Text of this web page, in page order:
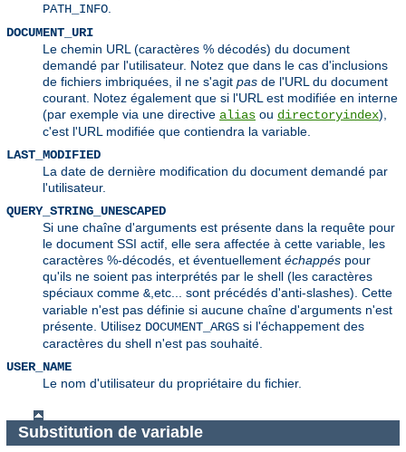
PATH_INFO
DOCUMENT_URI
Le chemin URL (caractères % décodés) du document
demandé par l'utilisateur. Notez que dans le cas d'inclusions
de fichiers imbriquées, il ne s'agit pas de l'URL du document
courant. Notez également que si l'URL est modifiée en interne
(par exemple via une directive alias ou directoryindex),
c'est l'URL modifiée que contiendra la variable.
LAST_MODIFIED
La date de dernière modification du document demandé par
l'utilisateur.
QUERY_STRING_UNESCAPED
Si une chaîne d'arguments est présente dans la requête pour
le document SSI actif, elle sera affectée à cette variable, les
caractères %-décodés, et éventuellement échappés pour
qu'ils ne soient pas interprétés par le shell (les caractères
spéciaux comme & ,etc... sont précédés d'anti-slashes). Cette
variable n'est pas définie si aucune chaîne d'arguments n'est
présente. Utilisez DOCUMENT_ARGS si l'échappement des
caractères du shell n'est pas souhaité.
USER_NAME
Le nom d'utilisateur du propriétaire du fichier.
Substitution de variable